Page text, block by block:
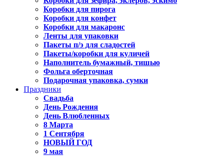
Коробки для пирога
Коробки для конфет
Коробки для макаронс
Ленты для упаковки
Пакеты п/э для сладостей
Пакеты/коробки для куличей
Наполнитель бумажный, тишью
Фольга оберточная
Подарочная упаковка, сумки
Праздники
Свадьба
День Рождения
День Влюбленных
8 Марта
1 Сентября
НОВЫЙ ГОД
9 мая